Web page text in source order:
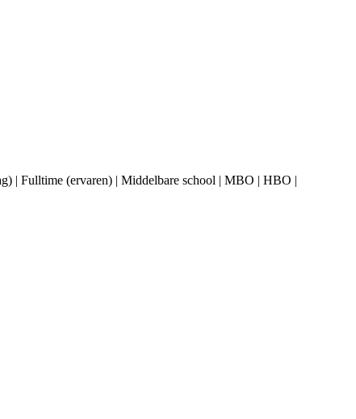
| Fulltime (ervaren) | Middelbare school | MBO | HBO |